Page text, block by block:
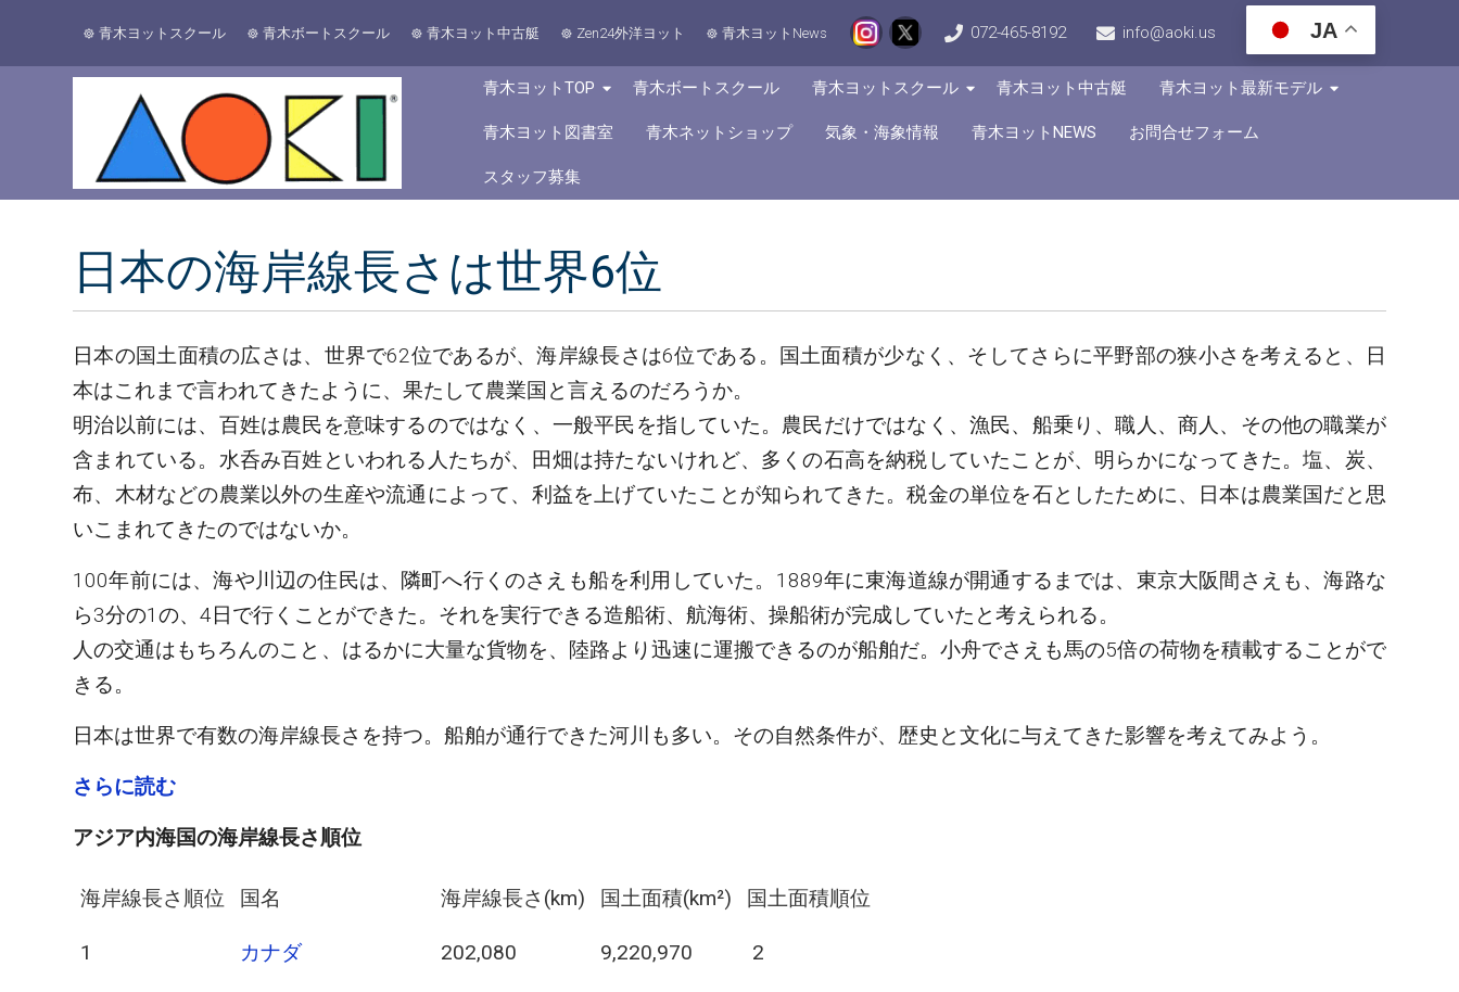
青木ヨットスクール 青木ボートスクール 青木ヨット中古艇 Zen24外洋ヨット 青木ヨットNews 072-465-8192 info@aoki.us JA
青木ヨットTOP 青木ボートスクール 青木ヨットスクール 青木ヨット中古艇 青木ヨット最新モデル
青木ヨット図書室 青木ネットショップ 気象・海象情報 青木ヨットNEWS お問合せフォーム
スタッフ募集
日本の海岸線長さは世界6位
日本の国土面積の広さは、世界で62位であるが、海岸線長さは6位である。国土面積が少なく、そしてさらに平野部の狭小さを考えると、日
本はこれまで言われてきたように、果たして農業国と言えるのだろうか。
明治以前には、百姓は農民を意味するのではなく、一般平民を指していた。農民だけではなく、漁民、船乗り、職人、商人、その他の職業が
含まれている。水呑み百姓といわれる人たちが、田畑は持たないけれど、多くの石高を納税していたことが、明らかになってきた。塩、炭、
布、木材などの農業以外の生産や流通によって、利益を上げていたことが知られてきた。税金の単位を石としたために、日本は農業国だと思
いこまれてきたのではないか。
100年前には、海や川辺の住民は、隣町へ行くのさえも船を利用していた。1889年に東海道線が開通するまでは、東京大阪間さえも、海路な
ら3分の1の、4日で行くことができた。それを実行できる造船術、航海術、操船術が完成していたと考えられる。
人の交通はもちろんのこと、はるかに大量な貨物を、陸路より迅速に運搬できるのが船舶だ。小舟でさえも馬の5倍の荷物を積載することがで
きる。
日本は世界で有数の海岸線長さを持つ。船舶が通行できた河川も多い。その自然条件が、歴史と文化に与えてきた影響を考えてみよう。
さらに読む
アジア内海国の海岸線長さ順位
海岸線長さ順位 国名 海岸線長さ(km) 国土面積(km²) 国土面積順位
1 カナダ 202,080 9,220,970 2